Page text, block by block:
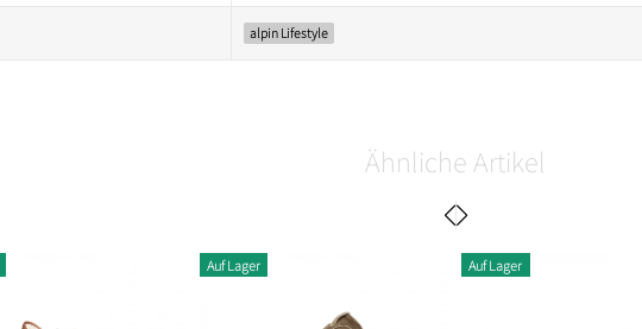
alpin Lifestyle
Ähnliche Artikel
Auf Lager Auf Lager